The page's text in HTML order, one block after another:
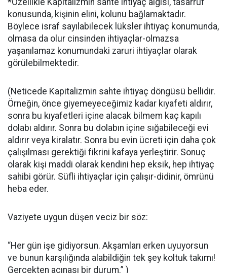
*Özellikle Kapitalizmin sahte ihtiyaç algısı, tasarruf
konusunda, kişinin elini, kolunu bağlamaktadır.
Böylece israf sayılabilecek lüksler ihtiyaç konumunda,
olmasa da olur cinsinden ihtiyaçlar-olmazsa
yaşanılamaz konumundaki zaruri ihtiyaçlar olarak
görülebilmektedir.
(Neticede Kapitalizmin sahte ihtiyaç döngüsü bellidir.
Örneğin, önce giyemeyeceğimiz kadar kıyafeti aldırır,
sonra bu kıyafetleri içine alacak bilmem kaç kapılı
dolabı aldırır. Sonra bu dolabın içine sığabileceği evi
aldırır veya kiralatır. Sonra bu evin ücreti için daha çok
çalışılması gerektiği fikrini kafaya yerleştirir. Sonuç
olarak kişi maddi olarak kendini hep eksik, hep ihtiyaç
sahibi görür. Süfli ihtiyaçlar için çalışır-didinir, ömrünü
heba eder.
Vaziyete uygun düşen veciz bir söz:
“Her gün işe gidiyorsun. Akşamları erken uyuyorsun
ve bunun karşılığında alabildiğin tek şey koltuk takımı!
Gerçekten acınası bir durum.” )